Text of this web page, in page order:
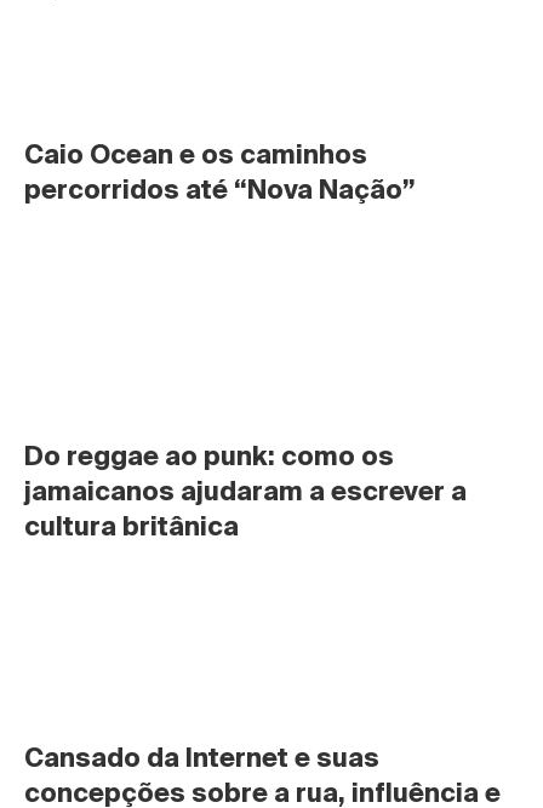
Caio Ocean e os caminhos
percorridos até “Nova Nação”
Do reggae ao punk: como os
jamaicanos ajudaram a escrever a
cultura britânica
Cansado da Internet e suas
concepções sobre a rua, influência e